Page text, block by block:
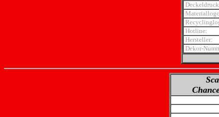
Hotline:
Hersteller:
Dekor-